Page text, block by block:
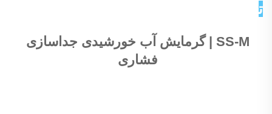
توضیحات محصول
فشاری